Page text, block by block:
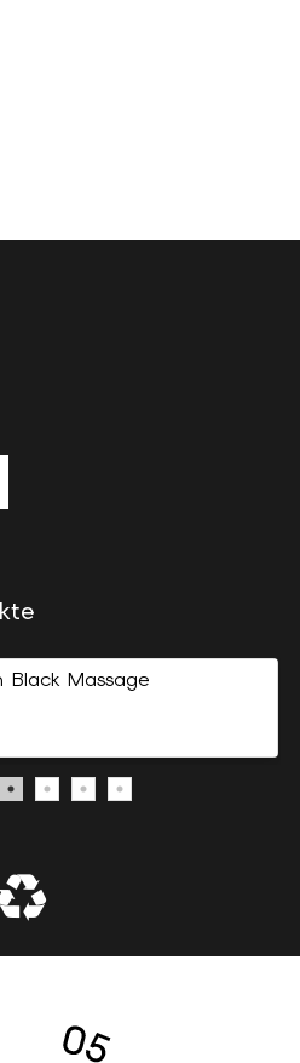
Black Massage